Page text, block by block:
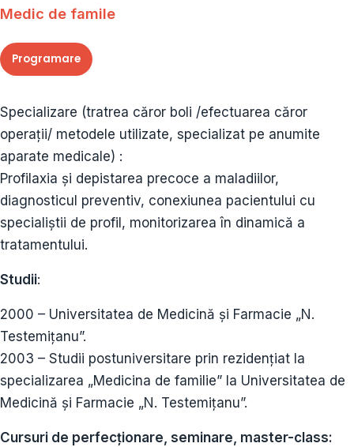
Medic de famile
Programare
Specializare (tratrea căror boli /efectuarea căror
operații/ metodele utilizate, specializat pe anumite
aparate medicale) :
Profilaxia și depistarea precoce a maladiilor,
diagnosticul preventiv, conexiunea pacientului cu
specialiștii de profil, monitorizarea în dinamică a
tratamentului.
Studii:
2000 – Universitatea de Medicină și Farmacie „N.
Testemițanu”.
2003 – Studii postuniversitare prin rezidențiat la
specializarea „Medicina de familie” la Universitatea de
Medicină și Farmacie „N. Testemițanu”.
Cursuri de perfecționare, seminare, master-class: